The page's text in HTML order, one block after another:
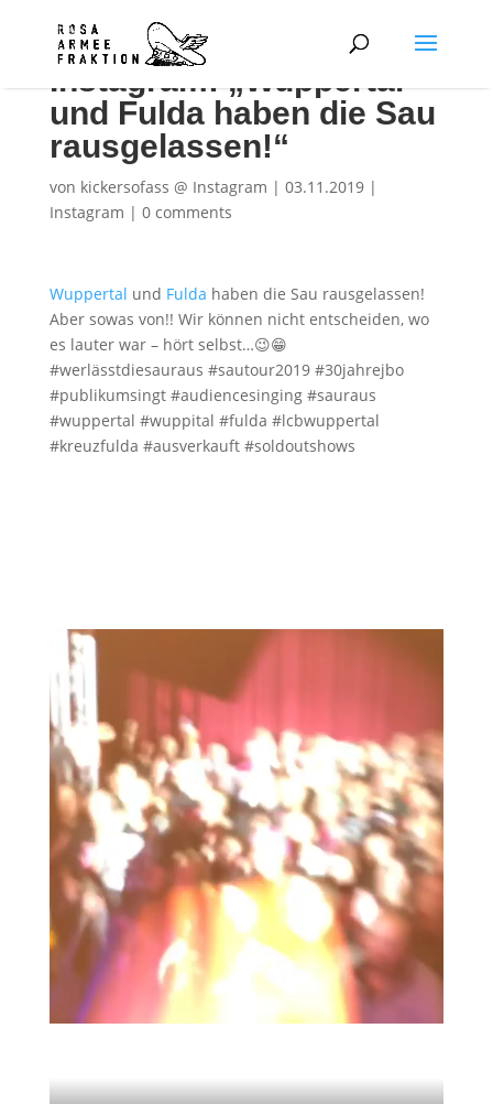
Instagram: „Wuppertal
und Fulda haben die Sau
rausgelassen!“
von kickersofass @ Instagram | 03.11.2019|
Instagram | 0 comments
Wuppertal und Fulda haben die Sau rausgelassen!
Aber sowas von!! Wir können nicht entscheiden, wo
es lauter war – hört selbst…😉😁
#werlässtdiesauraus #sautour2019 #30jahrejbo
#publikumsingt #audiencesinging #sauraus
#wuppertal #wuppital #fulda #lcbwuppertal
#kreuzfulda #ausverkauft #soldoutshows